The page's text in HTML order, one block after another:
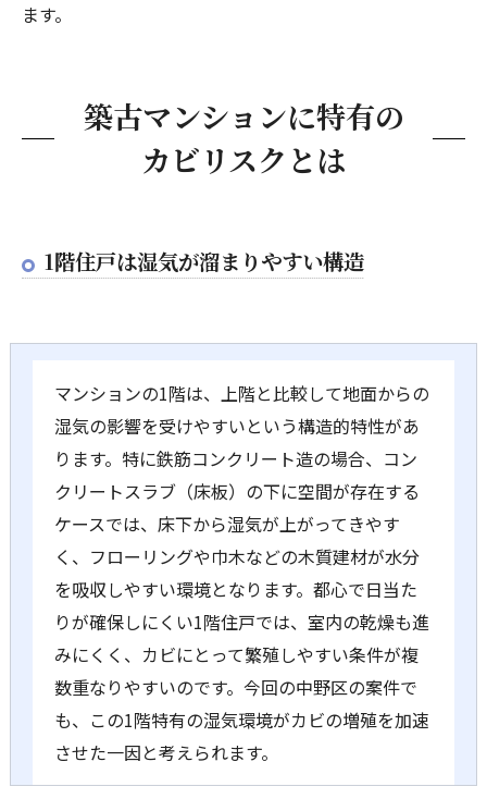
ます。
築古マンションに特有の
カビリスクとは
1階住戸は湿気が溜まりやすい構造
マンションの1階は、上階と比較して地面からの
湿気の影響を受けやすいという構造的特性があ
ります。特に鉄筋コンクリート造の場合、コン
クリートスラブ（床板）の下に空間が存在する
ケースでは、床下から湿気が上がってきやす
く、フローリングや巾木などの木質建材が水分
を吸収しやすい環境となります。都心で日当た
りが確保しにくい1階住戸では、室内の乾燥も進
みにくく、カビにとって繁殖しやすい条件が複
数重なりやすいのです。今回の中野区の案件で
も、この1階特有の湿気環境がカビの増殖を加速
させた一因と考えられます。